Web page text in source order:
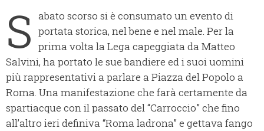
S abato scorso si è consumato un evento di
portata storica, nel bene e nel male. Per la
prima volta la Lega capeggiata da Matteo
Salvini, ha portato le sue bandiere ed i suoi uomini
più rappresentativi a parlare a Piazza del Popolo a
Roma. Una manifestazione che farà certamente da
spartiacque con il passato del “Carroccio” che fino
all’altro ieri definiva “Roma ladrona” e gettava fango